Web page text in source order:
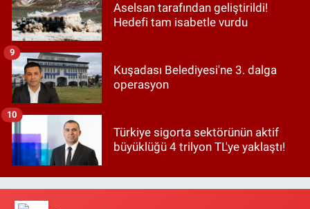
Aselsan tarafından geliştirildi!
Hedefi tam isabetle vurdu
Kuşadası Belediyesi'ne 3. dalga
operasyon
9
Türkiye sigorta sektörünün aktif
büyüklüğü 4 trilyon TL'ye yaklaştı!
10